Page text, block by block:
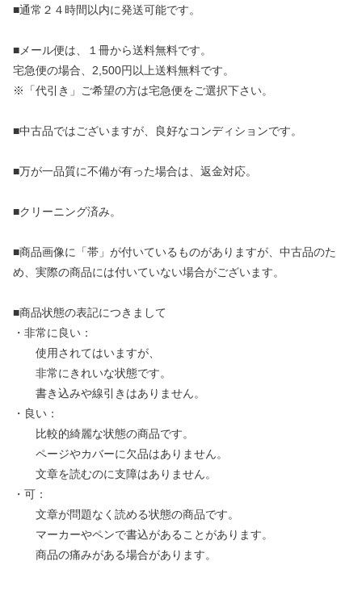
■通常２４時間以内に発送可能です。
■メール便は、１冊から送料無料です。
宅急便の場合、2,500円以上送料無料です。
※「代引き」ご希望の方は宅急便をご選択下さい。
■中古品ではございますが、良好なコンディションです。
■万が一品質に不備が有った場合は、返金対応。
■クリーニング済み。
■商品画像に「帯」が付いているものがありますが、中古品のた
め、実際の商品には付いていない場合がございます。
■商品状態の表記につきまして
・非常に良い：
使用されてはいますが、
非常にきれいな状態です。
書き込みや線引きはありません。
・良い：
比較的綺麗な状態の商品です。
ページやカバーに欠品はありません。
文章を読むのに支障はありません。
・可：
文章が問題なく読める状態の商品です。
マーカーやペンで書込があることがあります。
商品の痛みがある場合があります。